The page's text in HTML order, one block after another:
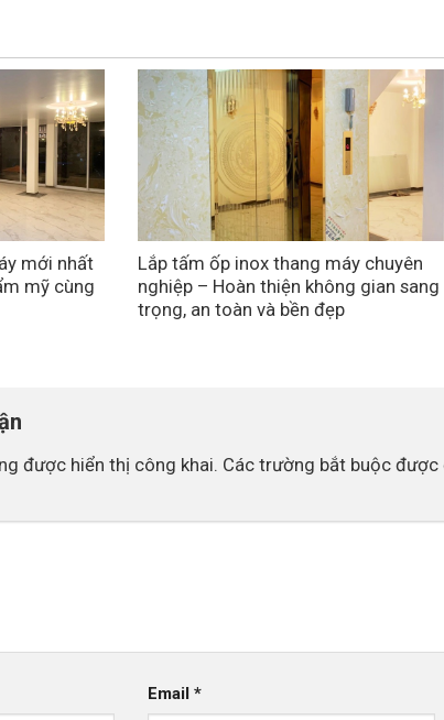
mới nhất
mỹ cùng
Lắp tấm ốp inox thang máy chuyên
nghiệp – Hoàn thiện không gian sang
trọng, an toàn và bền đẹp
được hiển thị công khai. Các trường bắt buộc được
Email *